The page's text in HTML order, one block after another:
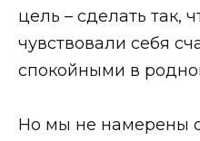
цель – сделать так,
чувствовали себя
спокойными в
Но мы не намерены